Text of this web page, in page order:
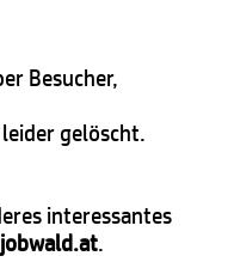
Besucher,
gelöscht.
interessantes
jobwald.at.